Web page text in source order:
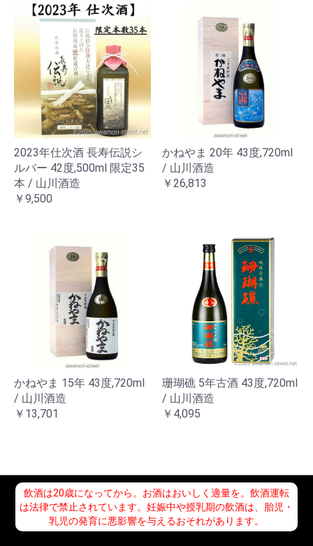
2023年仕次酒 長寿伝説シ
ルバー 42度,500ml 限定35
本 / 山川酒造
￥9,500
かねやま 20年 43度,720ml
/ 山川酒造
￥26,813
かねやま 15年 43度,720ml
/ 山川酒造
￥13,701
珊瑚礁 5年古酒 43度,720ml
/ 山川酒造
￥4,095
飲酒は20歳になってから。お酒はおいしく適量を。飲酒運転
は法律で禁止されています。妊娠中や授乳期の飲酒は、胎児・
乳児の発育に悪影響を与えるおそれがあります。